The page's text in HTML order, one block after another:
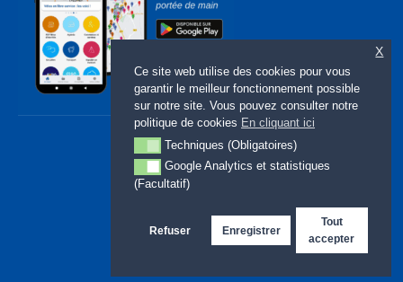
Copyright Ville de Gex 2026
Ce site web utilise des cookies pour vous
garantir le meilleur fonctionnement possible
sur notre site. Vous pouvez consulter notre
politique de cookies En cliquant ici
Techniques (Obligatoires)
Techniques (Obligatoires)
Google Analytics et statistiques (Facultatif)
Google Analytics et statistiques
(Facultatif)
Refuser Enregistrer
Tout
accepter
X